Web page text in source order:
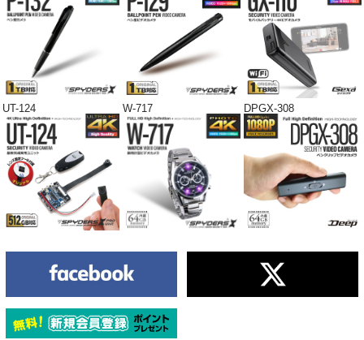
UT-124 W-717 DPGX-308